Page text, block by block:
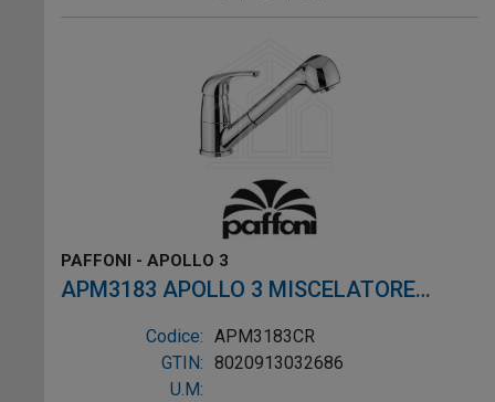
PAFFONI - APOLLO 3
APM3183 APOLLO 3 MISCELATORE
LAVELLO DOCCETTA ESTRAIBILE CROMO
Codice: APM3183CR
GTIN: 8020913032686
U.M: